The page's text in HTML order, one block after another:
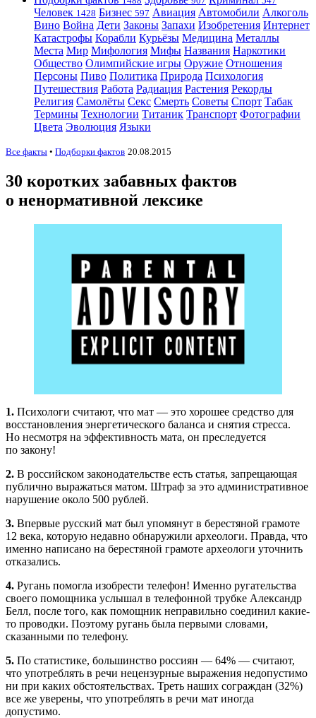
Человек 1428 Бизнес 597 Авиация Автомобили Алкоголь
Вино Война Дети Законы Запахи Изобретения Интернет
Катастрофы Корабли Курьёзы Медицина Металлы
Места Мир Мифология Мифы Названия Наркотики
Общество Олимпийские игры Оружие Отношения
Персоны Пиво Политика Природа Психология
Путешествия Работа Радиация Растения Рекорды
Религия Самолёты Секс Смерть Советы Спорт Табак
Термины Технологии Титаник Транспорт Фотографии
Цвета Эволюция Языки
Все факты • Подборки фактов 20.08.2015
30 коротких забавных фактов
о ненормативной лексике
1. Психологи считают, что мат — это хорошее средство для
восстановления энергетического баланса и снятия стресса.
Но несмотря на эффективность мата, он преследуется
по закону!
2. В российском законодательстве есть статья, запрещающая
публично выражаться матом. Штраф за это административное
нарушение около 500 рублей.
3. Впервые русский мат был упомянут в берестяной грамоте
12 века, которую недавно обнаружили археологи. Правда, что
именно написано на берестяной грамоте археологи уточнить
отказались.
4. Ругань помогла изобрести телефон! Именно ругательства
своего помощника услышал в телефонной трубке Александр
Белл, после того, как помощник неправильно соединил какие-
то проводки. Поэтому ругань была первыми словами,
сказанными по телефону.
5. По статистике, большинство россиян — 64% — считают,
что употреблять в речи нецензурные выражения недопустимо
ни при каких обстоятельствах. Треть наших сограждан (32%)
все же уверены, что употреблять в речи мат иногда
допустимо.